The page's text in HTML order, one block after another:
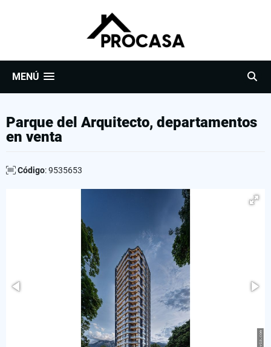
MENÚ
Parque del Arquitecto, departamentos
en venta
Código: 9535653